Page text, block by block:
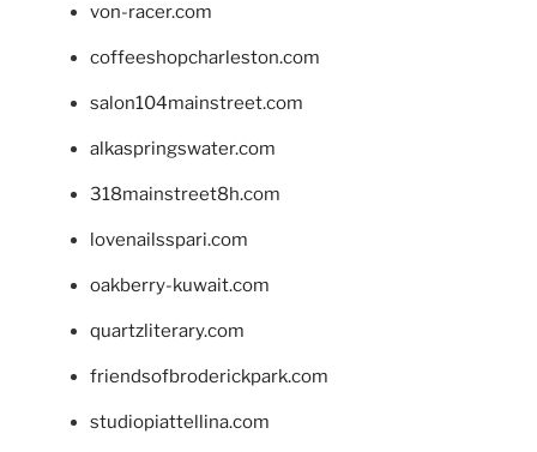
von-racer.com
coffeeshopcharleston.com
salon104mainstreet.com
alkaspringswater.com
318mainstreet8h.com
lovenailsspari.com
oakberry-kuwait.com
quartzliterary.com
friendsofbroderickpark.com
studiopiattellina.com